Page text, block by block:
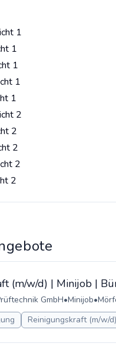
1
1
1
1
1
2
2
2
2
2
(m/w/d) | Minijob |
GmbH•Minijob•
Reinigungskraft (m/w/d)